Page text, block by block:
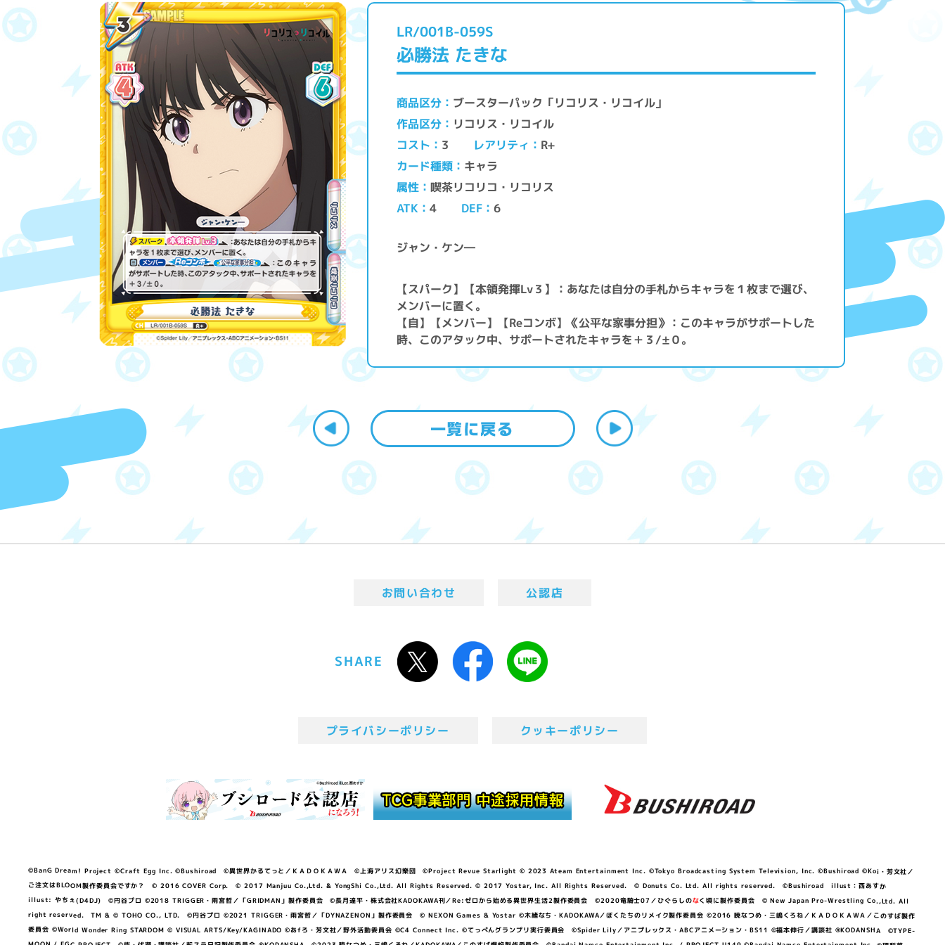
LR/001B-059S
必勝法 たきな
商品区分 ブースターパック「リコリス・リコイル」
作品区分 リコリス・リコイル
コスト 3 レアリティ R+
カード種類 キャラ
属性 喫茶リコリコ・リコリス
ATK 4 DEF 6
ジャン・ケン―
【スパーク】【本領発揮Lv３】：あなたは自分の手札からキャラを１枚まで選び、
メンバーに置く。
【自】【メンバー】【Reコンボ】《公平な家事分担》：このキャラがサポートした
時、このアタック中、サポートされたキャラを＋３/±０。
お問い合わせ 公認店
SHARE
プライバシーポリシー クッキーポリシー
©BanG Dream! Project ©Craft Egg Inc. ©Bushiroad ©異世界かるてっと／ＫＡＤＯＫＡＷＡ ©上海アリス幻樂団 ©Project Revue Starlight © 2023 Ateam Entertainment Inc. ©Tokyo Broadcasting System Television, Inc. ©Bushiroad ©Koi・芳文社／
ご注文はBLOOM製作委員会ですか？ © 2016 COVER Corp. © 2017 Manjuu Co.,Ltd. & YongShi Co.,Ltd. All Rights Reserved. © 2017 Yostar, Inc. All Rights Reserved. © Donuts Co. Ltd. All rights reserved. ©Bushiroad illust：西あすか
illust: やちぇ(D4DJ) ©円谷プロ ©2018 TRIGGER・雨宮哲／「GRIDMAN」製作委員会 ©長月達平・株式会社KADOKAWA刊／Re:ゼロから始める異世界生活2製作委員会 ©2020竜騎士07／ひぐらしのなく頃に製作委員会 © New Japan Pro-Wrestling Co.,Ltd. All
right reserved. TM & © TOHO CO., LTD. ©円谷プロ ©2021 TRIGGER・雨宮哲／「DYNAZENON」製作委員会 © NEXON Games & Yostar ©木緒なち・KADOKAWA／ぼくたちのリメイク製作委員会 ©2016 暁なつめ・三嶋くろね／ＫＡＤＯＫＡＷＡ／このすば製作
委員会 ©World Wonder Ring STARDOM © VISUAL ARTS/Key/KAGINADO ©あfろ・芳文社／野外活動委員会 ©C4 Connect Inc. ©てっぺんグランプリ実行委員会 ©Spider Lily／アニプレックス・ABCアニメーション・BS11 ©福本伸行／講談社 ®KODANSHA ©TYPE-